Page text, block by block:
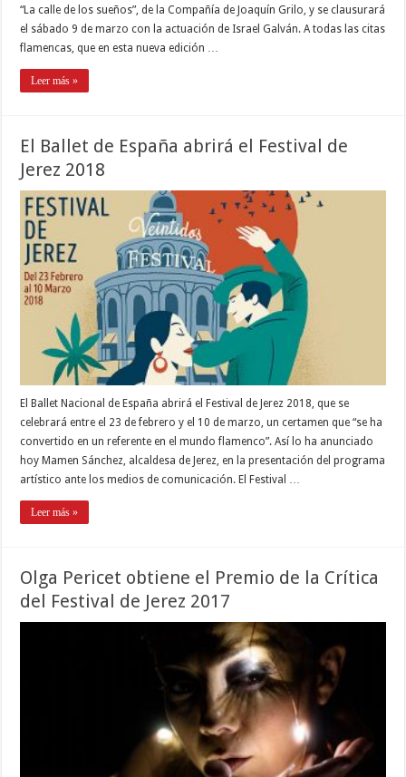
“La calle de los sueños”, de la Compañía de Joaquín Grilo, y se clausurará
el sábado 9 de marzo con la actuación de Israel Galván. A todas las citas
flamencas, que en esta nueva edición …
Leer más »
El Ballet de España abrirá el Festival de
Jerez 2018
El Ballet Nacional de España abrirá el Festival de Jerez 2018, que se
celebrará entre el 23 de febrero y el 10 de marzo, un certamen que “se ha
convertido en un referente en el mundo flamenco”. Así lo ha anunciado
hoy Mamen Sánchez, alcaldesa de Jerez, en la presentación del programa
artístico ante los medios de comunicación. El Festival …
Leer más »
Olga Pericet obtiene el Premio de la Crítica
del Festival de Jerez 2017